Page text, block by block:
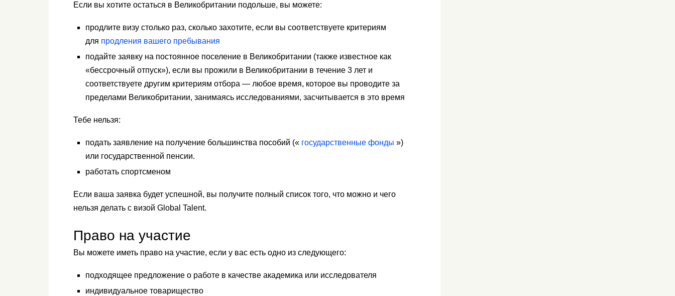
Если вы хотите остаться в Великобритании подольше, вы можете:
продлите визу столько раз, сколько захотите, если вы соответствуете критериям
для продления вашего пребывания
подайте заявку на постоянное поселение в Великобритании (также известное как
«бессрочный отпуск»), если вы прожили в Великобритании в течение 3 лет и
соответствуете другим критериям отбора — любое время, которое вы проводите за
пределами Великобритании, занимаясь исследованиями, засчитывается в это время
Тебе нельзя:
подать заявление на получение большинства пособий (« государственные фонды »)
или государственной пенсии.
работать спортсменом
Если ваша заявка будет успешной, вы получите полный список того, что можно и чего
нельзя делать с визой Global Talent.
Право на участие
Вы можете иметь право на участие, если у вас есть одно из следующего:
подходящее предложение о работе в качестве академика или исследователя
индивидуальное товарищество